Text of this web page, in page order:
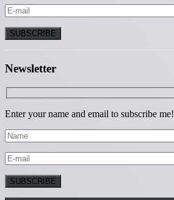
Newsletter
Enter your name and email to subscribe me!